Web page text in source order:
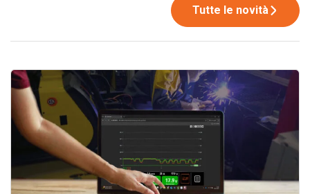
Tutte le novità